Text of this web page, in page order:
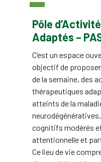
Pôle
Adaptés –
C’est un espace
objectif de
de la semaine, des
thérapeutiques
atteints de la
cognitifs modérés
attentionnelle et
Ce lieu de vie